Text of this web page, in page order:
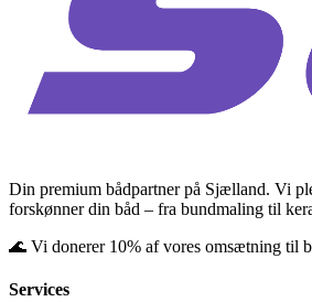
Din premium bådpartner på Sjælland. Vi
forskønner din båd – fra bundmaling til
🌊 Vi donerer 10% af vores omsætning til
Services